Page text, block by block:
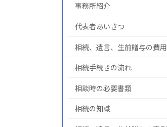
事務所紹介
代表者あいさつ
相続、遺言、生前贈与の費用
相続手続きの流れ
相談時の必要書類
相続の知識